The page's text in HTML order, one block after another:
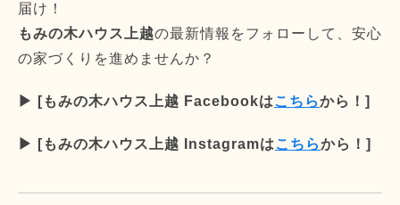
届け！
もみの木ハウス上越の最新情報をフォローして、安心
の家づくりを進めませんか？
▶︎ [もみの木ハウス上越 Facebookは こちらから！]
▶︎ [もみの木ハウス上越 Instagramは こちらから！]